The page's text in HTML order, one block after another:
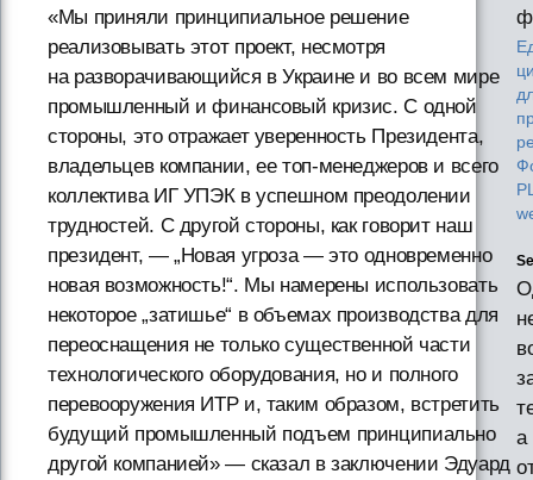
«Мы приняли принципиальное решение
реализовывать этот проект, несмотря
на разворачивающийся в Украине и во всем мире
промышленный и финансовый кризис. С одной
стороны, это отражает уверенность Президента,
владельцев компании, ее топ-менеджеров и всего
коллектива ИГ УПЭК в успешном преодолении
трудностей. С другой стороны, как говорит наш
президент, — „Новая угроза — это одновременно
новая возможность!“. Мы намерены использовать
некоторое „затишье“ в объемах производства для
переоснащения не только существенной части
технологического оборудования, но и полного
перевооружения ИТР и, таким образом, встретить
будущий промышленный подъем принципиально
другой компанией» — сказал в заключении Эдуард
а